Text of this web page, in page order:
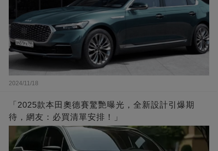
2024/11/18
「2025款本田奧德賽驚艷曝光，全新設計引爆期
待，網友：必買清單安排！」